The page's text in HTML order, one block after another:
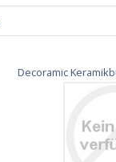
Decoramic